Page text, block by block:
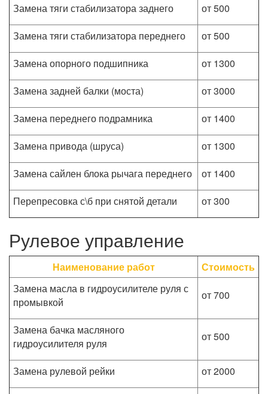
Замена тяги стабилизатора заднего
от 500
Замена тяги стабилизатора переднего
от 500
Замена опорного подшипника
от 1300
Замена задней балки (моста)
от 3000
Замена переднего подрамника
от 1400
Замена привода (шруса)
от 1300
Замена сайлен блока рычага переднего
от 1400
Перепресовка с\б при снятой детали
от 300
Рулевое управление
Наименование работ
Стоимость
Замена масла в гидроусилителе руля с
промывкой
от 700
Замена бачка масляного
гидроусилителя руля
от 500
Замена рулевой рейки
от 2000